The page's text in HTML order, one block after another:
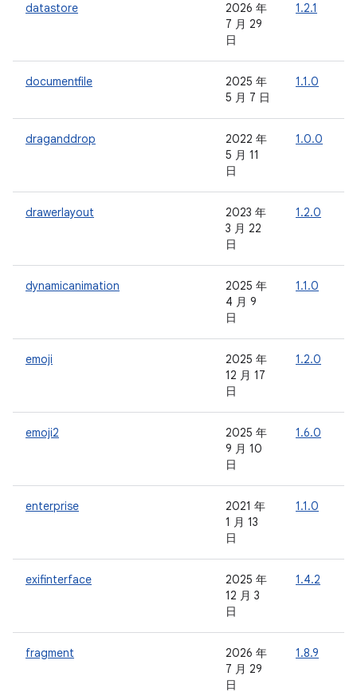
datastore
2026 年
7 月 29
日
1.2.1
documentfile
2025 年
5 月 7 日
1.1.0
draganddrop
2022 年
5 月 11
日
1.0.0
drawerlayout
2023 年
3 月 22
日
1.2.0
dynamicanimation
2025 年
4 月 9
日
1.1.0
emoji
2025 年
12 月 17
日
1.2.0
emoji2
2025 年
9 月 10
日
1.6.0
enterprise
2021 年
1 月 13
日
1.1.0
exifinterface
2025 年
12 月 3
日
1.4.2
fragment
2026 年
7 月 29
日
1.8.9